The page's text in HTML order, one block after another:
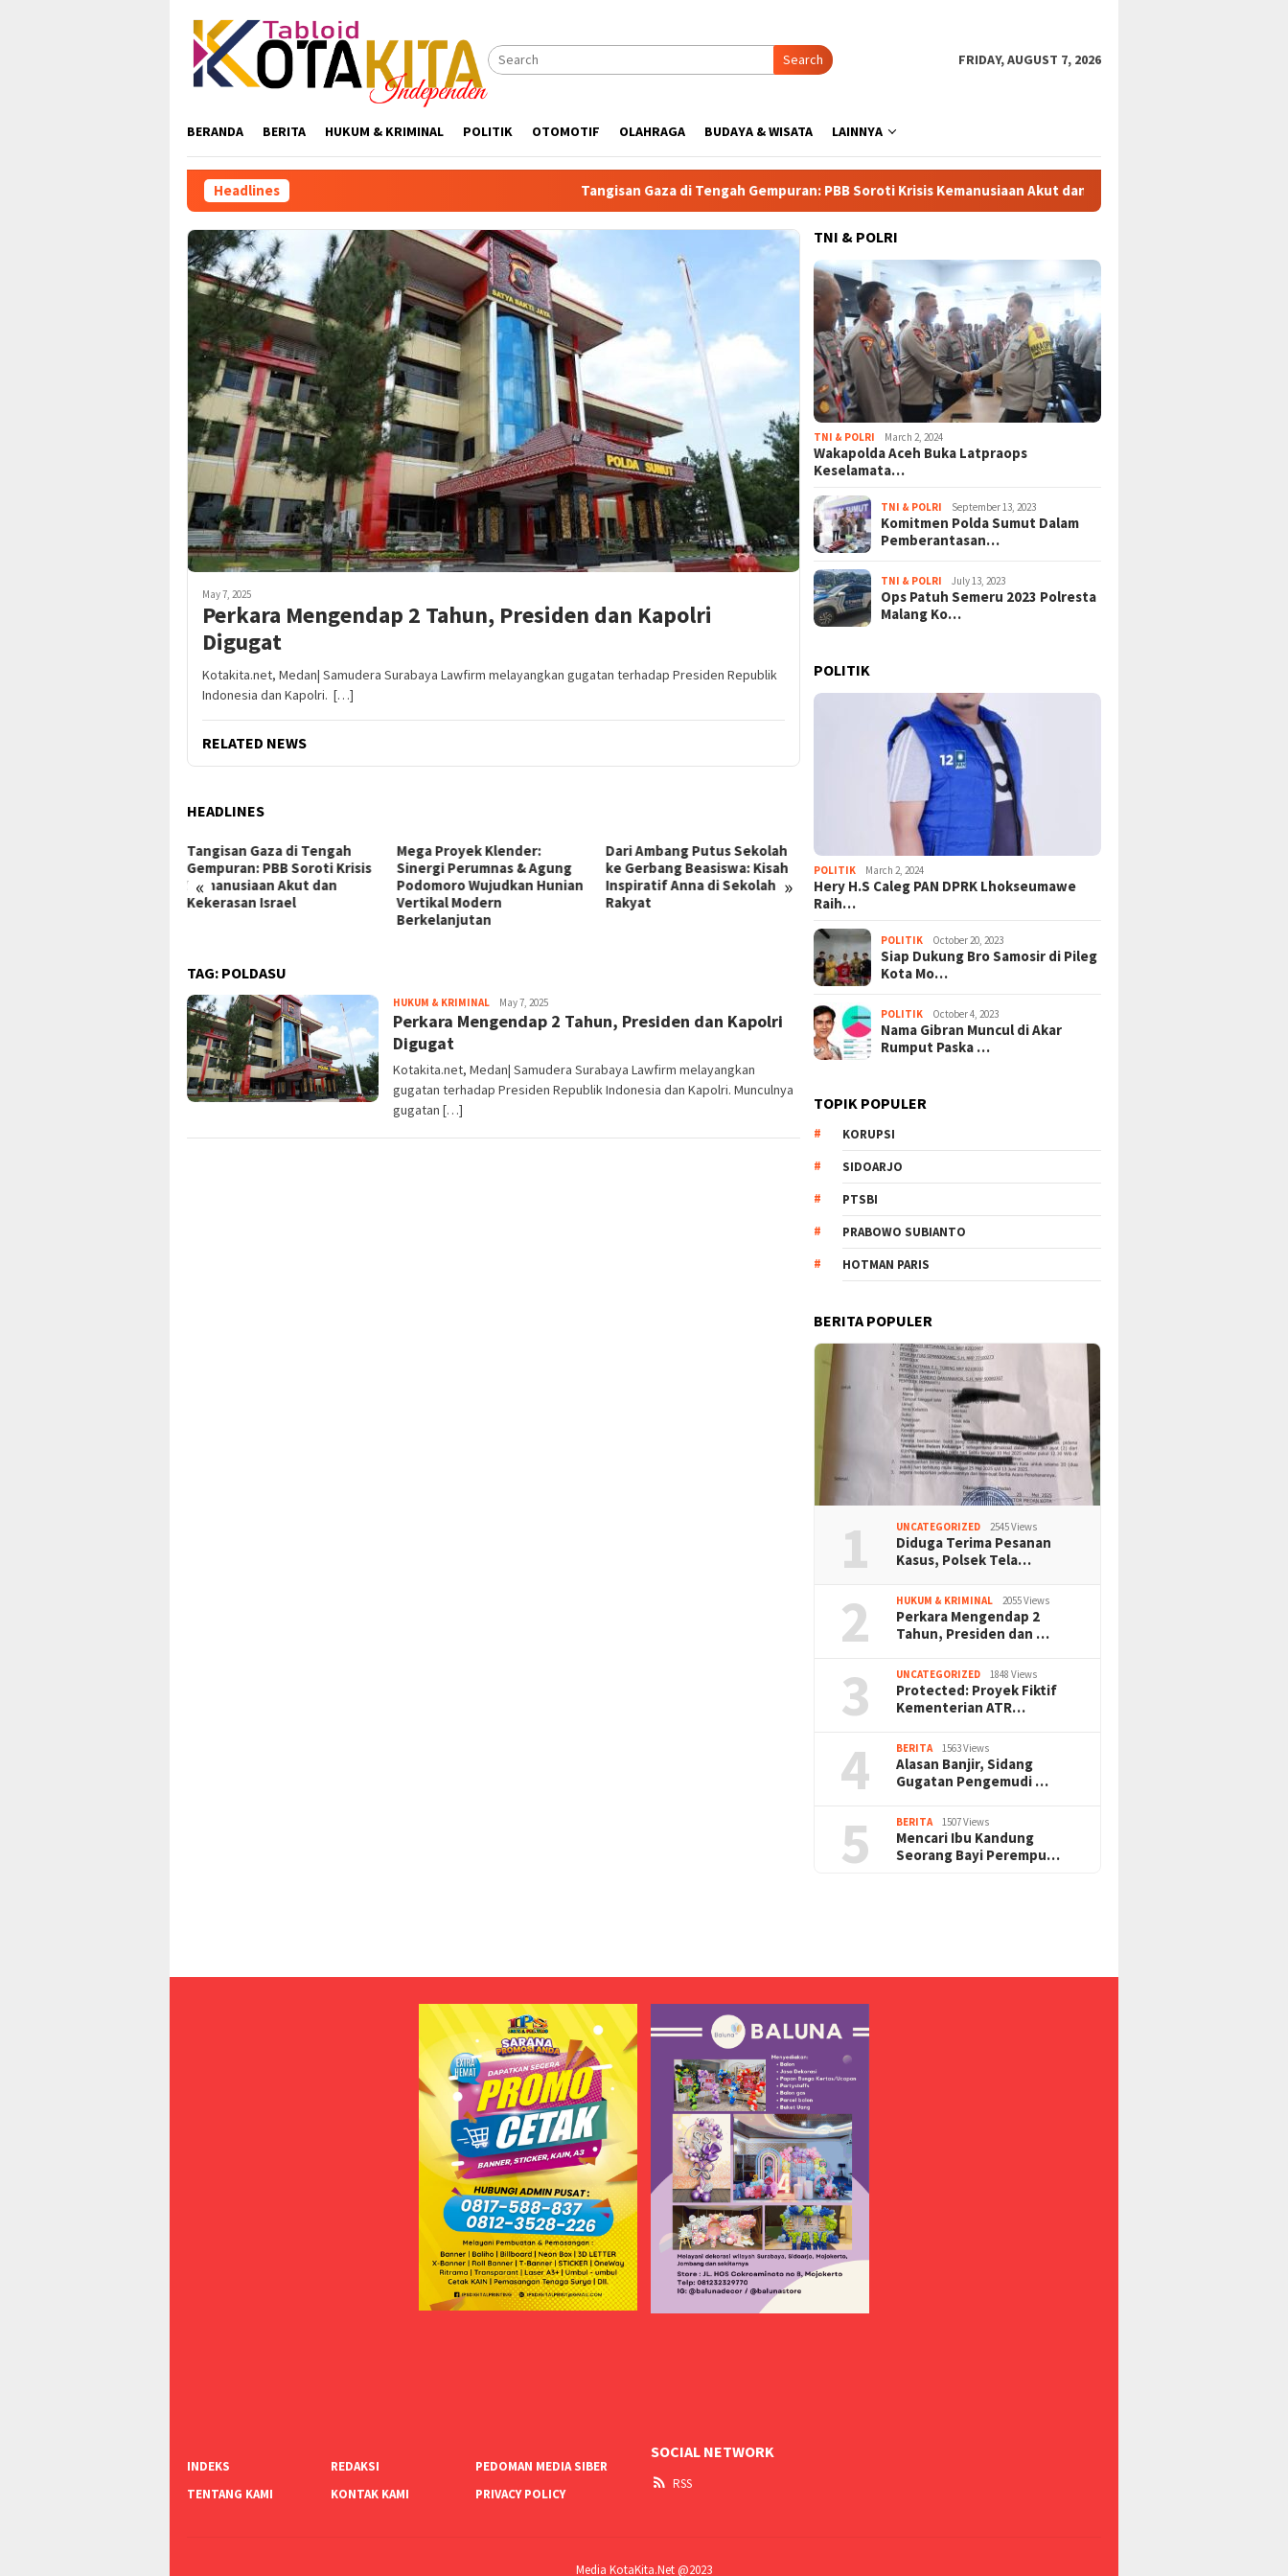
content
Search FRIDAY, AUGUST 7, 2026
BERANDA BERITA HUKUM & KRIMINAL POLITIK OTOMOTIF OLAHRAGA BUDAYA & WISATA LAINNYA
Headlines Tangisan Gaza di Tengah Gempuran: PBB Soroti Krisis Kemanusiaan Akut dan Kekerasan Israel
May 7, 2025
Perkara Mengendap 2 Tahun, Presiden dan Kapolri
Digugat
Kotakita.net, Medan| Samudera Surabaya Lawfirm melayangkan gugatan terhadap Presiden Republik
Indonesia dan Kapolri. […]
RELATED NEWS
HEADLINES
« »
Mega Proyek Klender:
Sinergi Perumnas & Agung
Podomoro Wujudkan Hunian
Vertikal Modern
Dari Ambang Putus Sekolah
ke Gerbang Beasiswa: Kisah
Inspiratif Anna di Sekolah
Rakyat
Terobosan Ekonomi
Prabowo: Dari Kampung Haji
di Mekkah hingga Efisiensi
BUMN Triliunan Rupiah
KPK Bongkar Lapisan Baru
Skandal Suap Pajak: Dolar AS
Disita di Tangerang, Jaringan
Korupsi Kian Terkuak!
Tangisan Gaza di Tengah
Kemanusiaan Akut dan
TAG: POLDASU
HUKUM & KRIMINAL Redaksi
May 7, 2025
Perkara Mengendap 2 Tahun, Presiden dan Kapolri
Digugat
Kotakita.net, Medan| Samudera Surabaya Lawfirm melayangkan
gugatan terhadap Presiden Republik Indonesia dan Kapolri. Munculnya
gugatan […]
TNI & POLRI
TNI & POLRI March 2, 2024
Wakapolda Aceh Buka Latpraops
Keselamata…
TNI & POLRI September 13, 2023
Komitmen Polda Sumut Dalam
Pemberantasan…
TNI & POLRI July 13, 2023
Ops Patuh Semeru 2023 Polresta
Malang Ko…
POLITIK
POLITIK March 2, 2024
Hery H.S Caleg PAN DPRK Lhokseumawe
Raih…
POLITIK October 20, 2023
Siap Dukung Bro Samosir di Pileg
Kota Mo…
POLITIK October 4, 2023
Nama Gibran Muncul di Akar
Rumput Paska …
TOPIK POPULER
KORUPSI
SIDOARJO
PTSBI
PRABOWO SUBIANTO
HOTMAN PARIS
BERITA POPULER
1 UNCATEGORIZED 2545 Views
Diduga Terima Pesanan
Kasus, Polsek Tela…
2 HUKUM & KRIMINAL 2055 Views
Perkara Mengendap 2
Tahun, Presiden dan …
3 UNCATEGORIZED 1848 Views
Protected: Proyek Fiktif
Kementerian ATR…
4 BERITA 1563 Views
Alasan Banjir, Sidang
Gugatan Pengemudi …
5 BERITA 1507 Views
Mencari Ibu Kandung
Seorang Bayi Perempu…
INDEKS REDAKSI
PEDOMAN MEDIA SIBER
TENTANG KAMI
KONTAK KAMI PRIVACY POLICY
SOCIAL NETWORK
RSS
Media KotaKita.Net @2023